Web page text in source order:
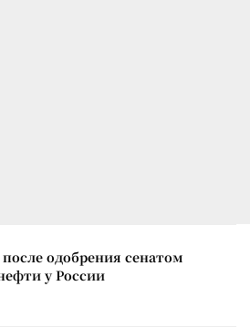
одобрения сенатом
у России